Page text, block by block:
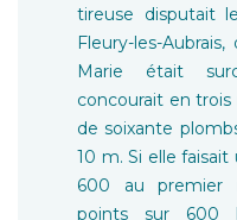
tireuse disputait
Fleury-les-
Marie était
concourait en
de soixante
10 m. Si elle
600 au premier
points sur 600